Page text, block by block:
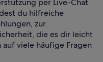
per Live-Chat
du hilfreiche
zur
die es dir leicht
viele häufige Fragen